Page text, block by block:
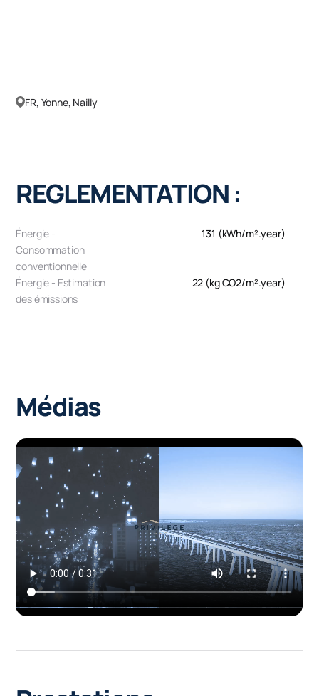
FR, Yonne, Nailly
REGLEMENTATION :
Énergie -
Consommation
conventionnelle
131 (kWh/m².year)
Énergie - Estimation
des émissions
22 (kg CO2/m².year)
Médias